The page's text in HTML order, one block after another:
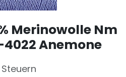
Merinowolle Nm
Anemone
Steuern